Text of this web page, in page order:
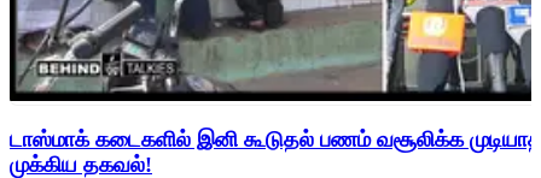
டாஸ்மாக் கடைகளில் இனி கூடுதல் பணம் வசூலிக்க
முக்கிய தகவல்!